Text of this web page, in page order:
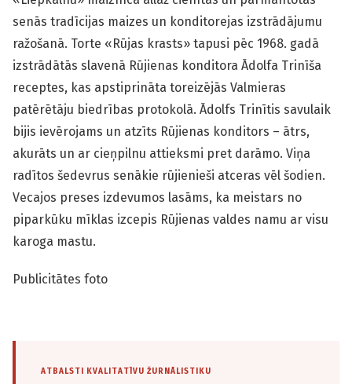
senās tradīcijas maizes un konditorejas izstrādājumu
ražošanā. Torte «Rūjas krasts» tapusi pēc 1968. gadā
izstrādātās slavenā Rūjienas konditora Ādolfa Trinīša
receptes, kas apstiprināta toreizējās Valmieras
patērētāju biedrības protokolā. Ādolfs Trinītis savulaik
bijis ievērojams un atzīts Rūjienas konditors – ātrs,
akurāts un ar cieņpilnu attieksmi pret darāmo. Viņa
radītos šedevrus senākie rūjienieši atceras vēl šodien.
Vecajos preses izdevumos lasāms, ka meistars no
piparkūku mīklas izcepis Rūjienas valdes namu ar visu
karoga mastu.
Publicitātes foto
ATBALSTI KVALITATĪVU ŽURNĀLISTIKU